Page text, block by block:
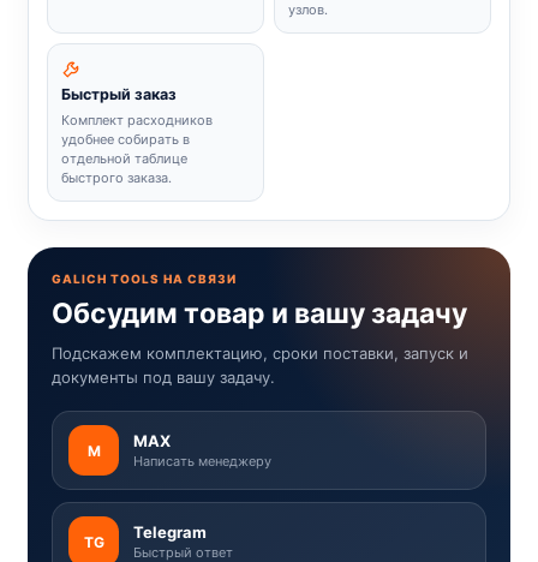
узлов.
Быстрый заказ
Комплект расходников
удобнее собирать в
отдельной таблице
быстрого заказа.
GALICH TOOLS НА СВЯЗИ
Обсудим товар и вашу задачу
Подскажем комплектацию, сроки поставки, запуск и
документы под вашу задачу.
M
MAX
Написать менеджеру
TG
Telegram
Быстрый ответ